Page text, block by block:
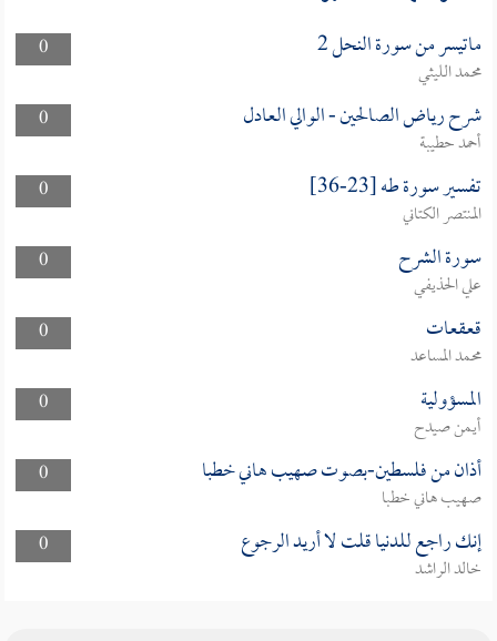
0 ماتيسر من سورة النحل 2
محمد الليثي
0
شرح رياض الصالحين - الوالي العادل
أحمد حطيبة
0
تفسير سورة طه [23-36]
المنتصر الكتاني
0
سورة الشرح
علي الحذيفي
0
قعقعات
محمد المساعد
0
المسؤولية
أيمن صيدح
0
أذان من فلسطين-بصوت صهيب هاني خطبا
صهيب هاني خطبا
0
إنك راجع للدنيا قلت لا أريد الرجوع
خالد الراشد